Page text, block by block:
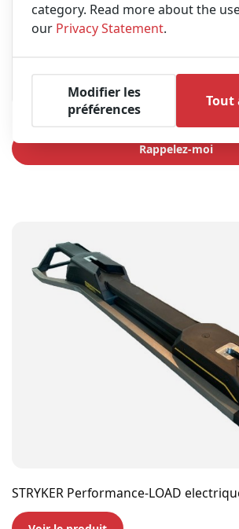
STRYKER Performance-LOAD
category. Read more about the
our Privacy Statement.
Modifier les
préférences
Tout